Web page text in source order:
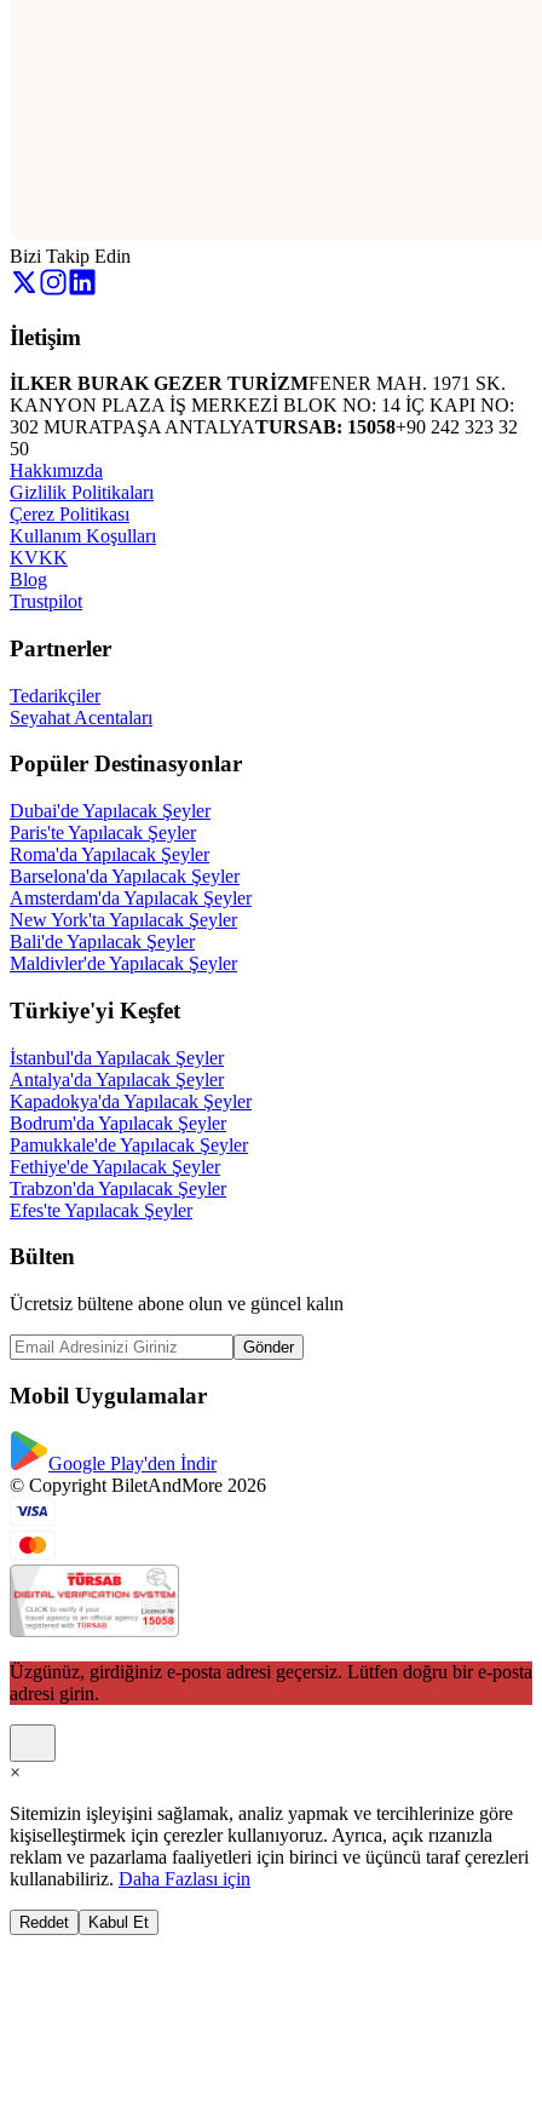
Bizi Takip Edin
İletişim
İLKER BURAK GEZER TURİZMFENER MAH. 1971 SK.
KANYON PLAZA İŞ MERKEZİ BLOK NO: 14 İÇ KAPI NO:
302 MURATPAŞA ANTALYATURSAB: 15058+90 242 323 32
50
Hakkımızda
Gizlilik Politikaları
Çerez Politikası
Kullanım Koşulları
KVKK
Blog
Trustpilot
Partnerler
Tedarikçiler
Seyahat Acentaları
Popüler Destinasyonlar
Dubai'de Yapılacak Şeyler
Paris'te Yapılacak Şeyler
Roma'da Yapılacak Şeyler
Barselona'da Yapılacak Şeyler
Amsterdam'da Yapılacak Şeyler
New York'ta Yapılacak Şeyler
Bali'de Yapılacak Şeyler
Maldivler'de Yapılacak Şeyler
Türkiye'yi Keşfet
İstanbul'da Yapılacak Şeyler
Antalya'da Yapılacak Şeyler
Kapadokya'da Yapılacak Şeyler
Bodrum'da Yapılacak Şeyler
Pamukkale'de Yapılacak Şeyler
Fethiye'de Yapılacak Şeyler
Trabzon'da Yapılacak Şeyler
Efes'te Yapılacak Şeyler
Bülten
Ücretsiz bültene abone olun ve güncel kalın
Gönder
Mobil Uygulamalar
Google Play'den İndir
© Copyright BiletAndMore 2026
Üzgünüz, girdiğiniz e-posta adresi geçersiz. Lütfen doğru bir e-posta
adresi girin.
×
Sitemizin işleyişini sağlamak, analiz yapmak ve tercihlerinize göre
kişiselleştirmek için çerezler kullanıyoruz. Ayrıca, açık rızanızla
reklam ve pazarlama faaliyetleri için birinci ve üçüncü taraf çerezleri
kullanabiliriz. Daha Fazlası için
Reddet Kabul Et